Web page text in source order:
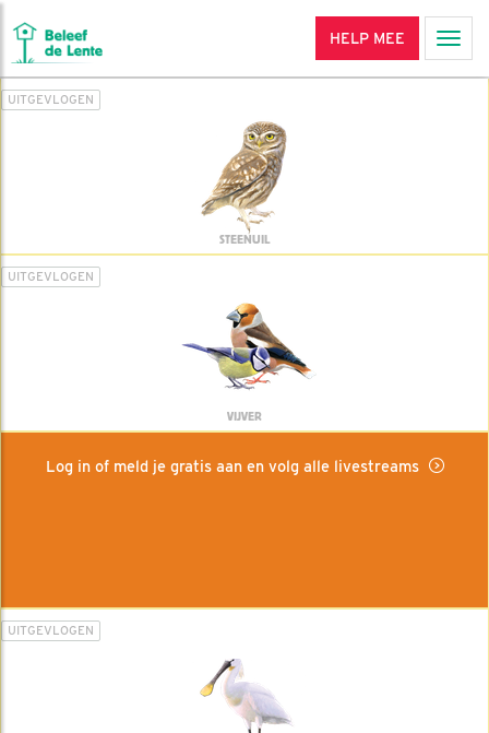
HELP MEE
UITGEVLOGEN
STEENUIL
UITGEVLOGEN
VIJVER
Log in of meld je gratis aan en volg alle livestreams
UITGEVLOGEN